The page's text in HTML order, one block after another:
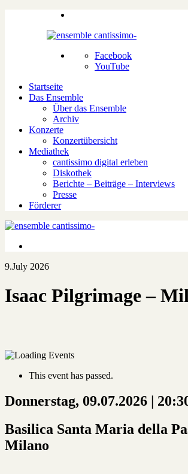
Facebook
YouTube
Startseite
Das Ensemble
Über das Ensemble
Archiv
Konzerte
Konzertübersicht
Mediathek
cantissimo digital erleben
Diskothek
Berichte – Beiträge – Interviews
Presse
Förderer
9.July 2026
Isaac Pilgrimage –
This event has passed.
Donnerstag, 09.07.2026 |
Basilica Santa Maria della
Milano